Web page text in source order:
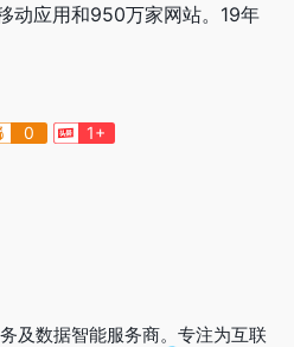
动应用和950万家网站。19年
0 1+
及数据智能服务商。专注为互联